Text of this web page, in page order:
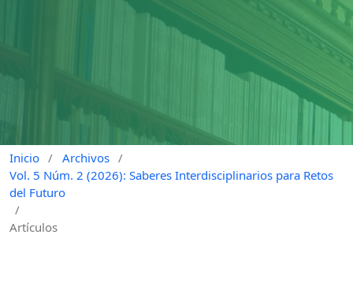
Inicio / Archivos /
Vol. 5 Núm. 2 (2026): Saberes Interdisciplinarios para Retos
del Futuro
/
Artículos